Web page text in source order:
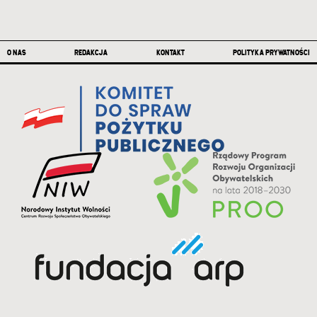
Stopka
O NAS REDAKCJA KONTAKT POLITYKA PRYWATNOŚCI